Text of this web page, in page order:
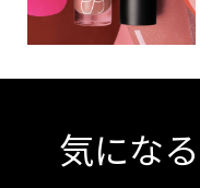
気になる